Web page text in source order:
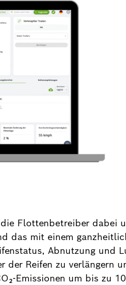
Flottenbetreiber dabei
das mit einem
Abnutzung und
der Reifen zu verlängern
Emissionen um bis zu